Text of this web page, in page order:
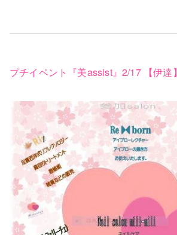
プチイベント『美assist』2/17 【伊達】